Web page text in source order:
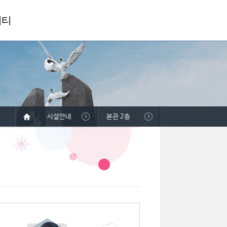
시설안내 본관 2층